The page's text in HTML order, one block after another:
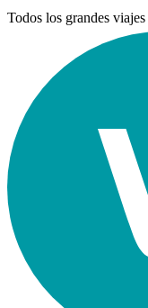
Todos los grandes viajes